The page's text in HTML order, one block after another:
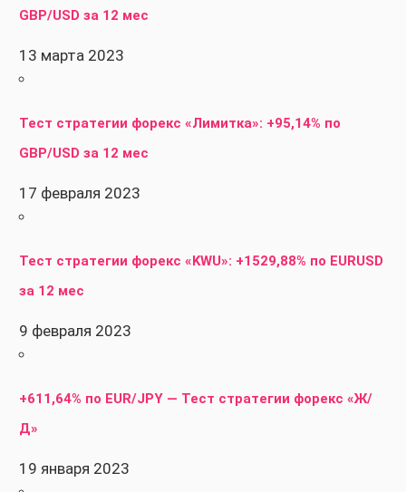
GBP/USD за 12 мес
13 марта 2023
Тест стратегии форекс «Лимитка»: +95,14% по
GBP/USD за 12 мес
17 февраля 2023
Тест стратегии форекс «KWU»: +1529,88% по EURUSD
за 12 мес
9 февраля 2023
+611,64% по EUR/JPY — Тест стратегии форекс «Ж/
Д»
19 января 2023